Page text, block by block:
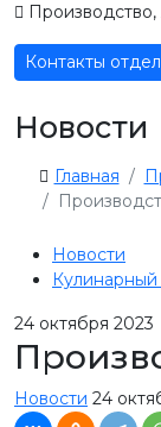
Контакты
Новости
Главная
Новости
Кулинарный
24 октября 2023
Новости 24